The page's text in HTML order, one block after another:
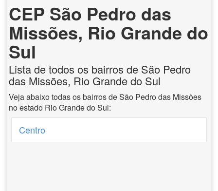
CEP São Pedro das
Missões, Rio Grande do
Sul
Lista de todos os bairros de São Pedro
das Missões, Rio Grande do Sul
Veja abaixo todas os bairros de São Pedro das Missões
no estado Rio Grande do Sul:
Centro